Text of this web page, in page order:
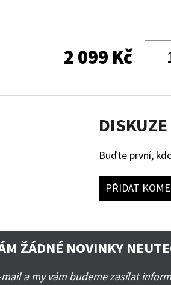
2 099 Kč
DISKUZE
Buďte první,
PŘIDAT
ŽÁDNÉ NOVINKY
mail a my vám budeme zasílat